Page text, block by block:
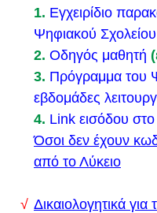
Το link για την
Ανέλαβε
ΠΡΟΣΚΛΗΣΗ
Ο Διευθυντής ,ο
Λυκείου
αποφοίτησης των
θα διεξαχθεί στις
Θα υπάρχουν
1. Εγχειρίδιο
Ψηφιακού
2. Οδηγός μαθητή
3. Πρόγραμμα του
εβδομάδες
4. Link εισόδου
Όσοι δεν έχουν
από το Λύκειο
Δικαιολογητικά